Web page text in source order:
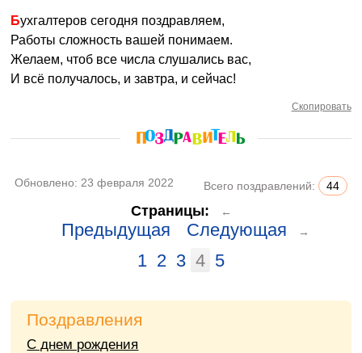
Бухгалтеров сегодня поздравляем,
Работы сложность вашей понимаем.
Желаем, чтоб все числа слушались вас,
И всё получалось, и завтра, и сейчас!
Скопировать
Обновлено: 23 февраля 2022 Всего поздравлений: 44
Страницы: ←
Предыдущая Следующая →
1 2 3 4 5
Поздравления
С днем рождения